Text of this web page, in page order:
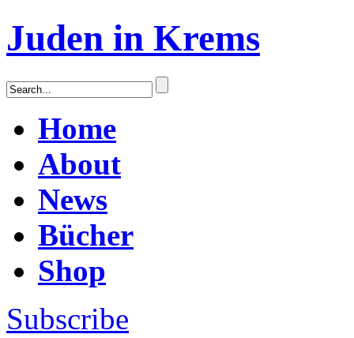
Juden in Krems
Home
About
News
Bücher
Shop
Subscribe